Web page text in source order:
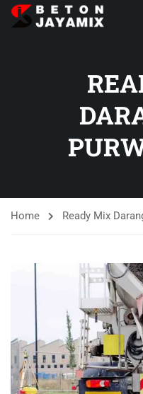
Home Ready Mix